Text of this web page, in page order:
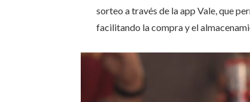
sorteo a través de la app Vale, que
facilitando la compra y el